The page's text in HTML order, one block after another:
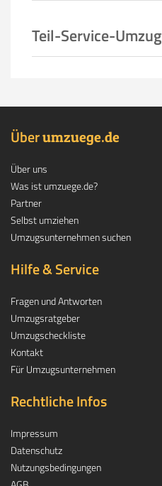
Teil-Service-Umzug
Überumzuege.de
Über uns
Was ist umzuege.de?
Partner
Selbst umziehen
Umzugsunternehmen suchen
Hilfe & Service
Fragen und Antworten
Umzugsratgeber
Umzugscheckliste
Kontakt
Für Umzugsunternehmen
Rechtliche Infos
Impressum
Datenschutz
Nutzungsbedingungen